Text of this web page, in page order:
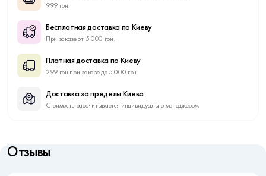
999 грн.
Бесплатная доставка по Киеву
При заказе от 5 000 грн.
Платная доставка по Киеву
299 грн при заказе до 5 000 грн.
Доставка за пределы Киева
Стоимость рассчитывается индивидуально менеджером.
Отзывы